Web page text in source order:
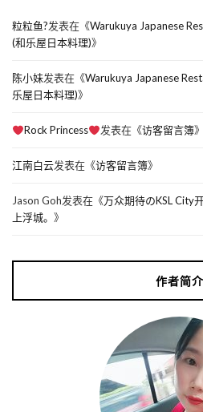
粒粒鱼?发表在《Warukuya Japanese
(和乐屋日本料理)》
陈小妹发表在《Warukuya Japanese
乐屋日本料理)》
Rock Princess 发表在《访客留言簿》
江南白云发表在《访客留言簿》
Jason Goh发表在《万众期待のKSL City
上浮城。 》
作者简介